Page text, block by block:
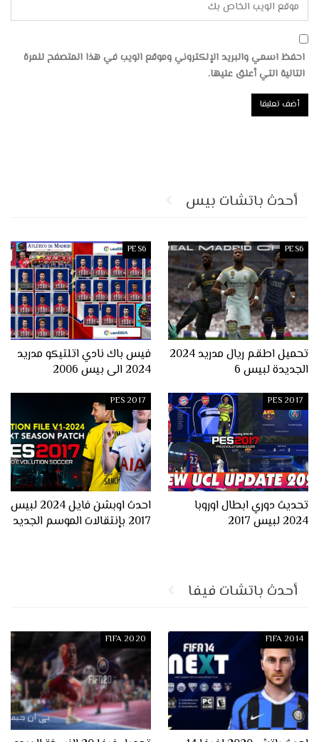
احفظ اسمي والبريد الإلكتروني وموقع الويب في هذا المتصفح للمرة
التالية التي أعلق عليها.
أحدث باتشات بيس
PES6
تحميل اطقم ريال مدريد 2024
الجديدة لبيس 6
PES6
فيس باك نادي اتلتيكو مدريد
2024 الى بيس 2006
PES 2017
تحديث دوري ابطال اوروبا
2024 لبيس 2017
PES 2017
احدث اوبشن فايل 2024 لبيس
2017 بإنتقالات الموسم الجديد
أحدث باتشات فيفا
FIFA 2014
FIFA 2020